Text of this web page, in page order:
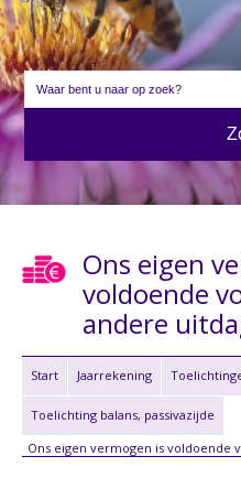
Ons eigen
voldoende
andere
Start Jaarrekening
Toelichting balans, passivazijde
Ons eigen vermogen is voldoende